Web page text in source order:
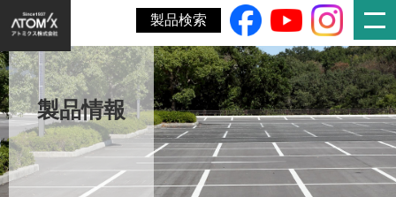
製品検索
製品情報